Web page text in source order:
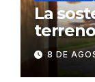
La
8 DE